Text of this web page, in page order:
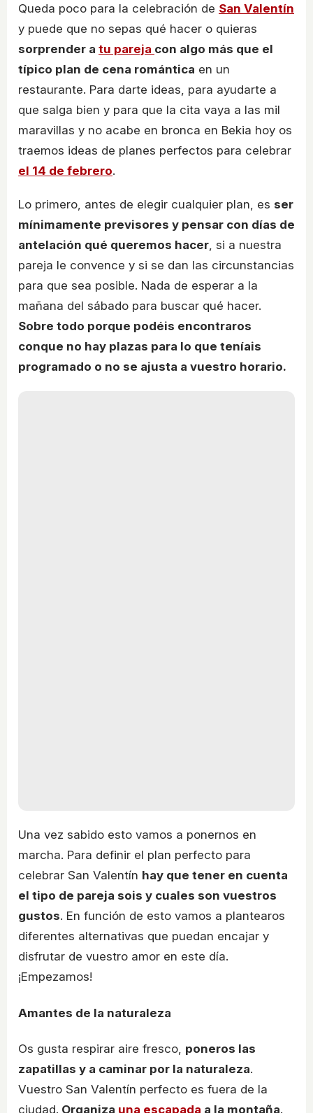
Queda poco para la celebración de San Valentín
y puede que no sepas qué hacer o quieras
sorprender a tu pareja con algo más que el
típico plan de cena romántica en un
restaurante. Para darte ideas, para ayudarte a
que salga bien y para que la cita vaya a las mil
maravillas y no acabe en bronca en Bekia hoy os
traemos ideas de planes perfectos para celebrar
el 14 de febrero.
Lo primero, antes de elegir cualquier plan, es ser
mínimamente previsores y pensar con días de
antelación qué queremos hacer, si a nuestra
pareja le convence y si se dan las circunstancias
para que sea posible. Nada de esperar a la
mañana del sábado para buscar qué hacer.
Sobre todo porque podéis encontraros
conque no hay plazas para lo que teníais
programado o no se ajusta a vuestro horario.
Una vez sabido esto vamos a ponernos en
marcha. Para definir el plan perfecto para
celebrar San Valentín hay que tener en cuenta
el tipo de pareja sois y cuales son vuestros
gustos. En función de esto vamos a plantearos
diferentes alternativas que puedan encajar y
disfrutar de vuestro amor en este día.
¡Empezamos!
Amantes de la naturaleza
Os gusta respirar aire fresco, poneros las
zapatillas y a caminar por la naturaleza.
Vuestro San Valentín perfecto es fuera de la
ciudad. Organiza una escapada a la montaña.